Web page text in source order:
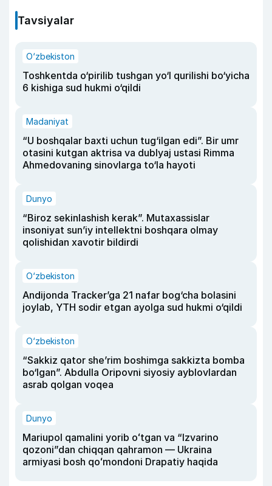
Tavsiyalar
O‘zbekiston
Toshkentda o‘pirilib tushgan yo‘l qurilishi bo‘yicha
6 kishiga sud hukmi o‘qildi
Madaniyat
“U boshqalar baxti uchun tug‘ilgan edi”. Bir umr
otasini kutgan aktrisa va dublyaj ustasi Rimma
Ahmedovaning sinovlarga to‘la hayoti
Dunyo
“Biroz sekinlashish kerak”. Mutaxassislar
insoniyat sun’iy intellektni boshqara olmay
qolishidan xavotir bildirdi
O‘zbekiston
Andijonda Tracker’ga 21 nafar bog‘cha bolasini
joylab, YTH sodir etgan ayolga sud hukmi o‘qildi
O‘zbekiston
“Sakkiz qator she’rim boshimga sakkizta bomba
bo‘lgan”. Abdulla Oripovni siyosiy ayblovlardan
asrab qolgan voqea
Dunyo
Mariupol qamalini yorib oʻtgan va “Izvarino
qozoni”dan chiqqan qahramon — Ukraina
armiyasi bosh qoʻmondoni Drapatiy haqida